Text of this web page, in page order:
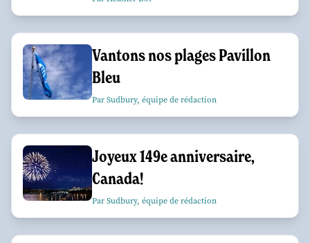
Vantons nos plages Pavillon
Bleu
Par Sudbury, équipe de rédaction
Joyeux 149e anniversaire,
Canada!
Par Sudbury, équipe de rédaction